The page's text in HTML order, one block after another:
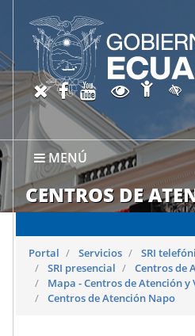
MENÚ
CENTROS DE
X oficial del SRI
Facebook oficial
Canal del
AbrirAbrir
Portal Servicios
SRI
SRI presencial
Centros de
Mapa - Centros de Atención
Centros de Atención Napo